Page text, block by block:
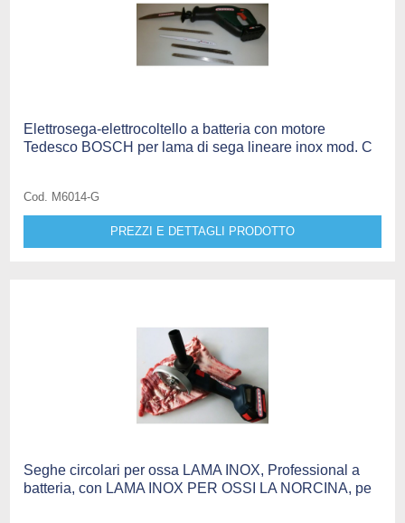
Elettrosega-elettrocoltello a batteria con motore
Tedesco BOSCH per lama di sega lineare inox mod. C
Cod. M6014-G
PREZZI E DETTAGLI PRODOTTO
Seghe circolari per ossa LAMA INOX, Professional a
batteria, con LAMA INOX PER OSSI LA NORCINA, pe